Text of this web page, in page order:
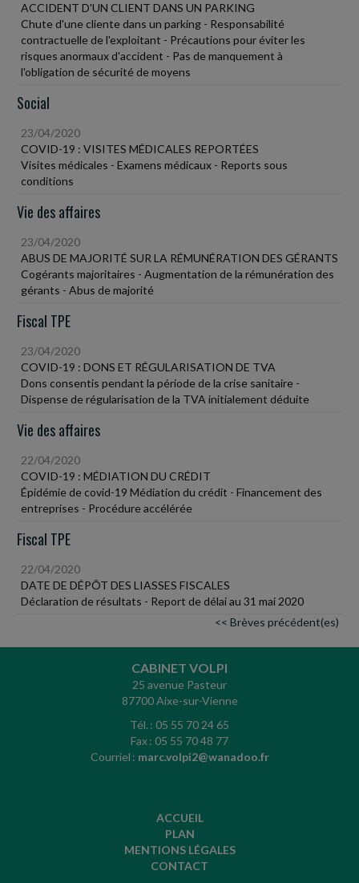
ACCIDENT D'UN CLIENT DANS UN PARKING
Chute d'une cliente dans un parking - Responsabilité
contractuelle de l'exploitant - Précautions pour éviter les
risques anormaux d'accident - Pas de manquement à
l'obligation de sécurité de moyens
Social
23/04/2020
COVID-19 : VISITES MÉDICALES REPORTÉES
Visites médicales - Examens médicaux - Reports sous
conditions
Vie des affaires
23/04/2020
ABUS DE MAJORITÉ SUR LA RÉMUNÉRATION DES GÉRANTS
Cogérants majoritaires - Augmentation de la rémunération des
gérants - Abus de majorité
Fiscal TPE
23/04/2020
COVID-19 : DONS ET RÉGULARISATION DE TVA
Dons consentis pendant la période de la crise sanitaire -
Dispense de régularisation de la TVA initialement déduite
Vie des affaires
22/04/2020
COVID-19 : MÉDIATION DU CRÉDIT
Épidémie de covid-19 Médiation du crédit - Financement des
entreprises - Procédure accélérée
Fiscal TPE
22/04/2020
DATE DE DÉPÔT DES LIASSES FISCALES
Déclaration de résultats - Report de délai au 31 mai 2020
<< Brèves précédent(es)
CABINET VOLPI
25 avenue Pasteur
87700 Aixe-sur-Vienne
Tél. : 05 55 70 24 65
Fax : 05 55 70 48 77
Courriel : marc.volpi2@wanadoo.fr
ACCUEIL
PLAN
MENTIONS LÉGALES
CONTACT